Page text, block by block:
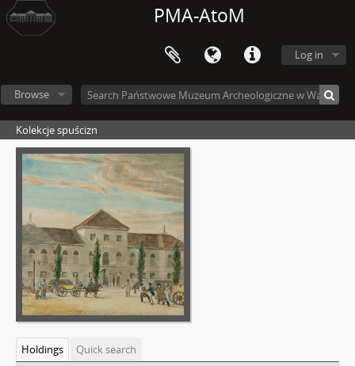
PMA-AtoM
Log in
Browse
Kolekcje spuścizn
Holdings
Quick search